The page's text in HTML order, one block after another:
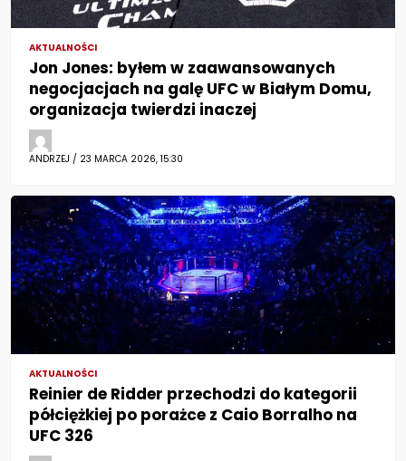
AKTUALNOŚCI
Jon Jones: byłem w zaawansowanych
negocjacjach na galę UFC w Białym Domu,
organizacja twierdzi inaczej
ANDRZEJ / 23 MARCA 2026, 15:30
AKTUALNOŚCI
Reinier de Ridder przechodzi do kategorii
półciężkiej po porażce z Caio Borralho na
UFC 326